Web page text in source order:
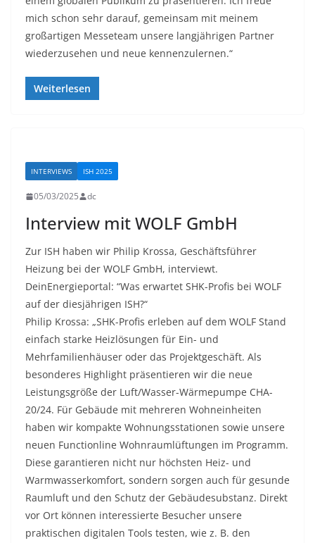
mich schon sehr darauf, gemeinsam mit meinem
großartigen Messeteam unsere langjährigen Partner
wiederzusehen und neue kennenzulernen.“
Weiterlesen
INTERVIEWS ISH 2025
05/03/2025 dc
Interview mit WOLF GmbH
Zur ISH haben wir Philip Krossa, Geschäftsführer
Heizung bei der WOLF GmbH, interviewt.
DeinEnergieportal: “Was erwartet SHK-Profis bei WOLF
auf der diesjährigen ISH?“
Philip Krossa: „SHK-Profis erleben auf dem WOLF Stand
einfach starke Heizlösungen für Ein- und
Mehrfamilienhäuser oder das Projektgeschäft. Als
besonderes Highlight präsentieren wir die neue
Leistungsgröße der Luft/Wasser-Wärmepumpe CHA-
20/24. Für Gebäude mit mehreren Wohneinheiten
haben wir kompakte Wohnungsstationen sowie unsere
neuen Functionline Wohnraumlüftungen im Programm.
Diese garantieren nicht nur höchsten Heiz- und
Warmwasserkomfort, sondern sorgen auch für gesunde
Raumluft und den Schutz der Gebäudesubstanz. Direkt
vor Ort können interessierte Besucher unsere
praktischen digitalen Tools testen, wie z. B. den